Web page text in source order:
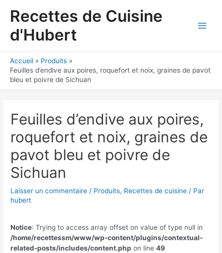
Recettes de Cuisine
d'Hubert
Accueil
Produits
Feuilles d’endive aux poires, roquefort et noix, graines de pavot
bleu et poivre de Sichuan
Feuilles d’endive aux poires,
roquefort et noix, graines de
pavot bleu et poivre de
Sichuan
Laisser un commentaire / Produits, Recettes de cuisine / Par
hubert
Notice: Trying to access array offset on value of type null in
/home/recettessm/www/wp-content/plugins/contextual-
related-posts/includes/content.php on line49